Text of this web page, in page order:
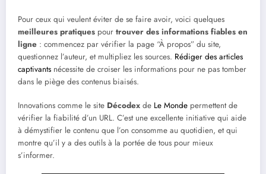
Pour ceux qui veulent éviter de se faire avoir, voici quelques
meilleures pratiques pour trouver des informations fiables en
ligne : commencez par vérifier la page “À propos” du site,
questionnez l’auteur, et multipliez les sources. Rédiger des articles
captivants nécessite de croiser les informations pour ne pas tomber
dans le piège des contenus biaisés.
Innovations comme le site Décodex de Le Monde permettent de
vérifier la fiabilité d’un URL. C’est une excellente initiative qui aide
à démystifier le contenu que l’on consomme au quotidien, et qui
montre qu’il y a des outils à la portée de tous pour mieux
s’informer.